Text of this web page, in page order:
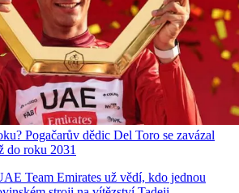
Pogačarův dědic Del Toro se zavázal
do roku 2031
Team Emirates už vědí, kdo jednou